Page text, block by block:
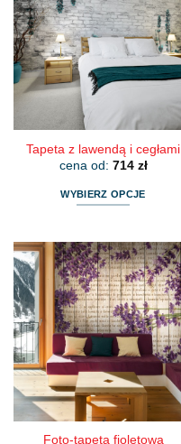
Opcje
można
wybrać
na
Tapeta z lawendą i cegłami
cena od: 714 zł
WYBIERZ OPCJE
ma
wiele
wariantów.
Opcje
można
wybrać
stronie
produktu
Foto-tapeta fioletowa